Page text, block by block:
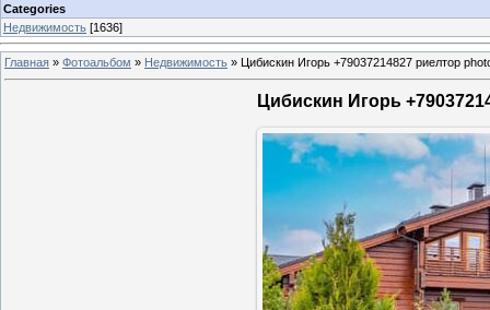
Categories
Недвижимость [1636]
Главная » Фотоальбом » Недвижимость » Цибискин Игорь +79037214827 риелтор
Цибискин Игорь